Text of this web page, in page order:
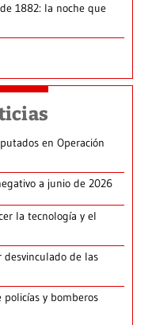
1882: la noche que
en Operación
a junio de 2026
la tecnología y el
desvinculado de las
policías y bomberos